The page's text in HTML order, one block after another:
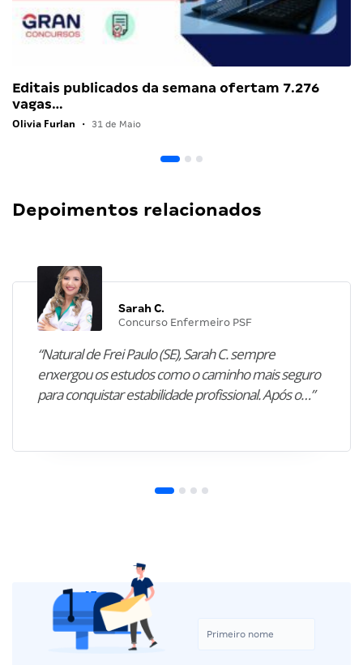
Editais publicados da semana ofertam 7.276
vagas…
Olivia Furlan • 31 de Maio
Depoimentos relacionados
Sarah C.
Concurso Enfermeiro PSF
“Natural de Frei Paulo (SE), Sarah C. sempre
enxergou os estudos como o caminho mais seguro
para conquistar estabilidade profissional. Após o…”